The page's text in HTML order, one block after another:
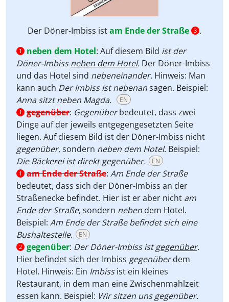
Der Döner-Imbiss istam Ende der Straße 3 .
1 neben dem Hotel: Auf diesem Bild ist der
Döner-Imbissneben dem Hotel. Der Döner-Imbiss
und das Hotel sind nebeneinander. Hinweis: Man
kann auch Der Imbiss ist nebenansagen. Beispiel:
Anna sitzt neben Magda.
EN
1 gegenüber: Gegenüberbedeutet, dass zwei
Dinge auf der jeweils entgegengesetzten Seite
liegen. Auf diesem Bild ist der Döner-Imbiss nicht
gegenüber, sondern neben dem Hotel. Beispiel:
Die Bäckerei ist direkt gegenüber.
EN
1 am Ende der Straße: Am Ende der Straße
bedeutet, dass sich der Döner-Imbiss an der
Straßenecke befindet. Hier ist er aber nicht am
Ende der Straße, sondern neben dem Hotel.
Beispiel: Am Ende der Straße befindet sich eine
Bushaltestelle.
EN
2 gegenüber: Der Döner-Imbiss istgegenüber.
Hier befindet sich der Imbiss gegenüberdem
Hotel. Hinweis: Ein Imbissist ein kleines
Restaurant, in dem man eine Zwischenmahlzeit
essen kann. Beispiel: Wir sitzen uns gegenüber.